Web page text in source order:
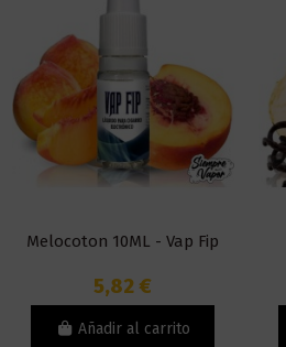
Melocoton 10ML - Vap Fip
5,82 €
Añadir al carrito